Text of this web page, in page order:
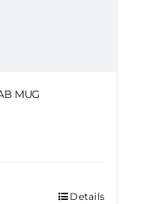
MUG
Details